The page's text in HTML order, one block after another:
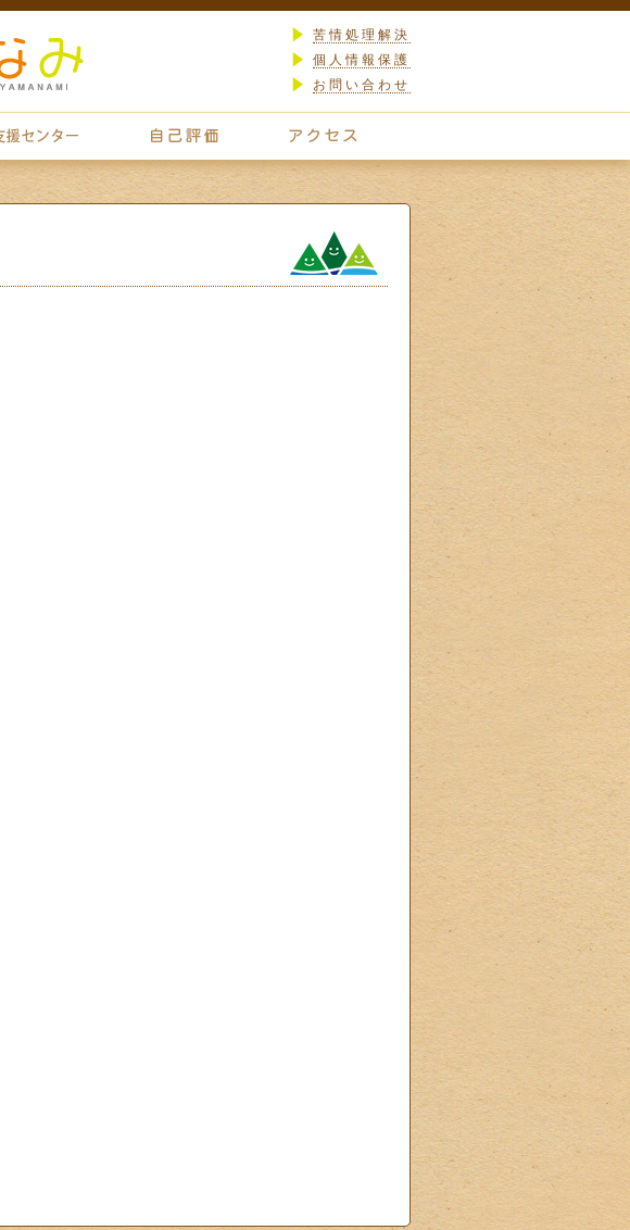
苦情処理解決
個人情報保護
お問い合わせ